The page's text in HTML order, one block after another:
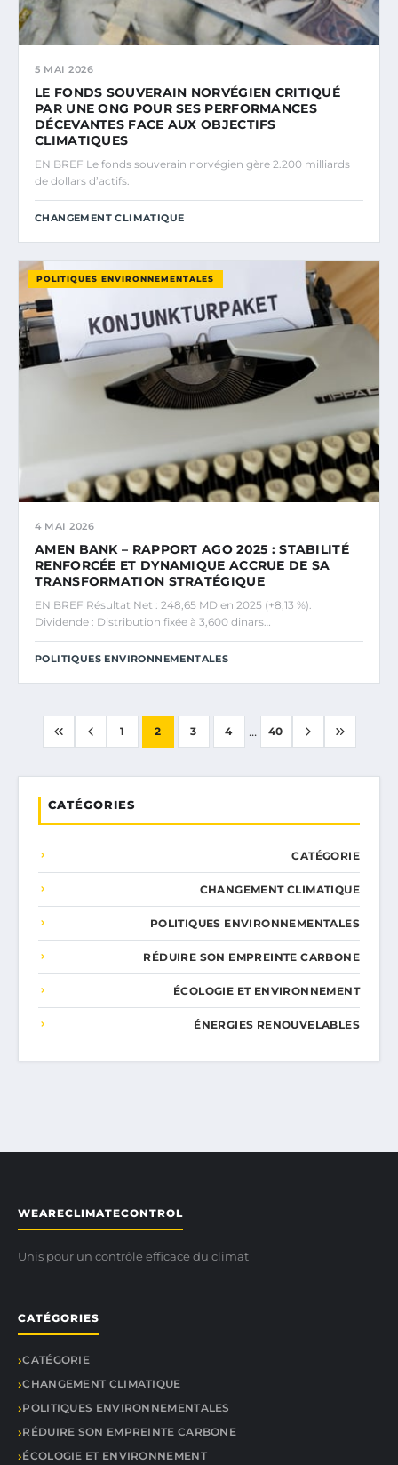
5 MAI 2026
LE FONDS SOUVERAIN NORVÉGIEN CRITIQUÉ
PAR UNE ONG POUR SES PERFORMANCES
DÉCEVANTES FACE AUX OBJECTIFS
CLIMATIQUES
EN BREF Le fonds souverain norvégien gère 2.200 milliards
de dollars d’actifs.
CHANGEMENT CLIMATIQUE
POLITIQUES ENVIRONNEMENTALES
4 MAI 2026
AMEN BANK – RAPPORT AGO 2025 : STABILITÉ
RENFORCÉE ET DYNAMIQUE ACCRUE DE SA
TRANSFORMATION STRATÉGIQUE
EN BREF Résultat Net : 248,65 MD en 2025 (+8,13 %).
Dividende : Distribution fixée à 3,600 dinars…
POLITIQUES ENVIRONNEMENTALES
1 2 3 4 ... 40
CATÉGORIES
CATÉGORIE
CHANGEMENT CLIMATIQUE
POLITIQUES ENVIRONNEMENTALES
RÉDUIRE SON EMPREINTE CARBONE
ÉCOLOGIE ET ENVIRONNEMENT
ÉNERGIES RENOUVELABLES
WEARECLIMATECONTROL
Unis pour un contrôle efficace du climat
CATÉGORIES
CATÉGORIE
CHANGEMENT CLIMATIQUE
POLITIQUES ENVIRONNEMENTALES
RÉDUIRE SON EMPREINTE CARBONE
ÉCOLOGIE ET ENVIRONNEMENT